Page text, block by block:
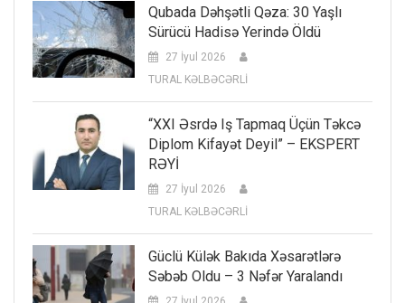
Qubada Dəhşətli Qəza: 30 Yaşlı
Sürücü Hadisə Yerində Öldü
27 İyul 2026
TURAL KƏLBƏCƏRLİ
“XXI Əsrdə Iş Tapmaq Üçün Təkcə
Diplom Kifayət Deyil” – EKSPERT
RƏYİ
27 İyul 2026
TURAL KƏLBƏCƏRLİ
Güclü Külək Bakıda Xəsarətlərə
Səbəb Oldu – 3 Nəfər Yaralandı